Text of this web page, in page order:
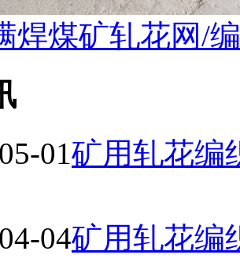
焊煤矿轧花网/
01矿用轧花编
04矿用轧花